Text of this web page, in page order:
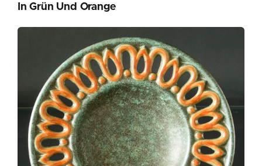
In Grün Und Orange